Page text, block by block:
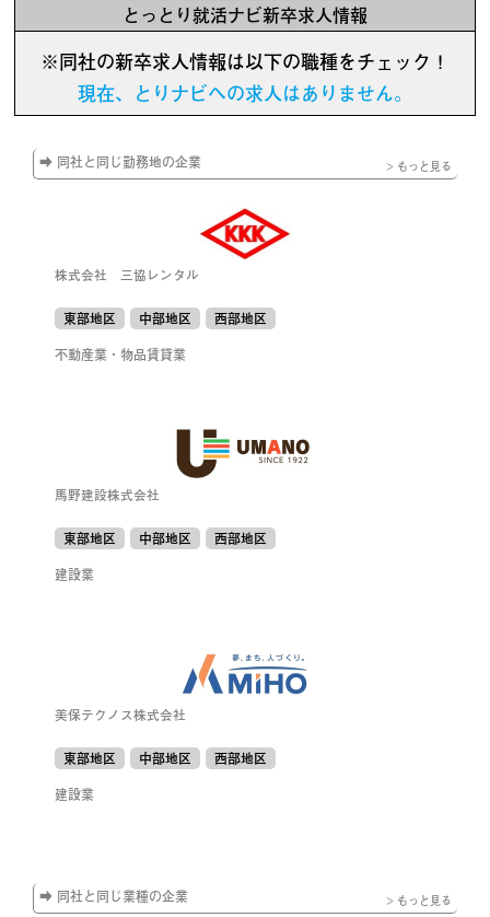
とっとり就活ナビ新卒求人情報
※同社の新卒求人情報は以下の職種をチェック！
現在、とりナビへの求人はありません。
➡ 同社と同じ勤務地の企業 > もっと見る
株式会社 三協レンタル
東部地区 中部地区
西部地区
不動産業・物品賃貸業
馬野建設株式会社
東部地区 中部地区
西部地区
建設業
美保テクノス株式会社
東部地区 中部地区
西部地区
建設業
➡ 同社と同じ業種の企業 > もっと見る